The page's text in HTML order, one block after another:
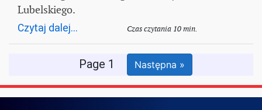
Lubelskiego.
Czytaj dalej... Czas czytania 10 min.
Page 1 Następna »